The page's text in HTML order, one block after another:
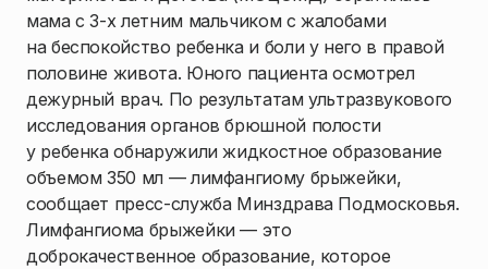
мама с 3-х летним мальчиком с жалобами
на беспокойство ребенка и боли у него в правой
половине живота. Юного пациента осмотрел
дежурный врач. По результатам ультразвукового
исследования органов брюшной полости
у ребенка обнаружили жидкостное образование
объемом 350 мл — лимфангиому брыжейки,
сообщает пресс-служба Минздрава Подмосковья.
Лимфангиома брыжейки — это
доброкачественное образование, которое